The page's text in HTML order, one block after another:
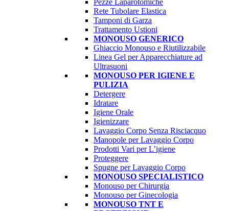
Pezze Laparotomiche
Rete Tubolare Elastica
Tamponi di Garza
Trattamento Ustioni
MONOUSO GENERICO
Ghiaccio Monouso e Riutilizzabile
Linea Gel per Apparecchiature ad
Ultrasuoni
MONOUSO PER IGIENE E
PULIZIA
Detergere
Idratare
Igiene Orale
Igienizzare
Lavaggio Corpo Senza Risciacquo
Manopole per Lavaggio Corpo
Prodotti Vari per L’igiene
Proteggere
Spugne per Lavaggio Corpo
MONOUSO SPECIALISTICO
Monouso per Chirurgia
Monouso per Ginecologia
MONOUSO TNT E